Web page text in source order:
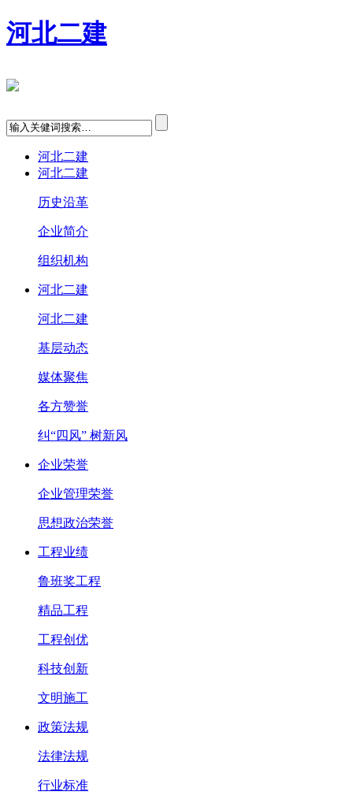
河北二建
河北二建
河北二建
历史沿革
企业简介
组织机构
河北二建
河北二建
基层动态
媒体聚焦
各方赞誉
纠“四风” 树新风
企业荣誉
企业管理荣誉
思想政治荣誉
工程业绩
鲁班奖工程
精品工程
工程创优
科技创新
文明施工
政策法规
法律法规
行业标准